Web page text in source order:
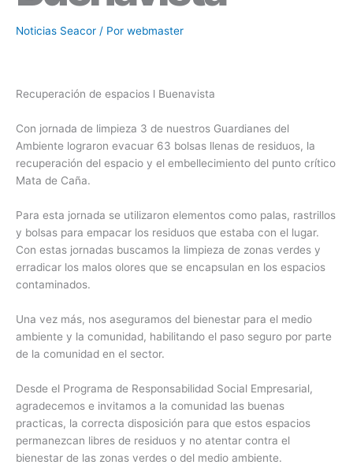
Noticias Seacor / Por webmaster
Recuperación de espacios l Buenavista
Con jornada de limpieza 3 de nuestros Guardianes del
Ambiente lograron evacuar 63 bolsas llenas de residuos, la
recuperación del espacio y el embellecimiento del punto crítico
Mata de Caña.
Para esta jornada se utilizaron elementos como palas, rastrillos
y bolsas para empacar los residuos que estaba con el lugar.
Con estas jornadas buscamos la limpieza de zonas verdes y
erradicar los malos olores que se encapsulan en los espacios
contaminados.
Una vez más, nos aseguramos del bienestar para el medio
ambiente y la comunidad, habilitando el paso seguro por parte
de la comunidad en el sector.
Desde el Programa de Responsabilidad Social Empresarial,
agradecemos e invitamos a la comunidad las buenas
practicas, la correcta disposición para que estos espacios
permanezcan libres de residuos y no atentar contra el
bienestar de las zonas verdes o del medio ambiente.